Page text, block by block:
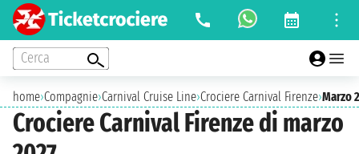
Cerca
home›Compagnie›Carnival Cruise Line›Crociere Carnival Firenze›Marzo
Crociere Carnival Firenze di marzo